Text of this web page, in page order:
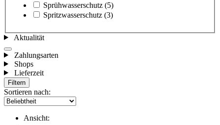
Sprühwasserschutz (5)
Spritzwasserschutz (3)
Aktualität
Zahlungsarten
Shops
Lieferzeit
Filtern
Sortieren nach:
Ansicht: